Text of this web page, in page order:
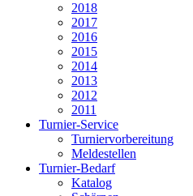
2018
2017
2016
2015
2014
2013
2012
2011
Turnier-Service
Turniervorbereitung
Meldestellen
Turnier-Bedarf
Katalog